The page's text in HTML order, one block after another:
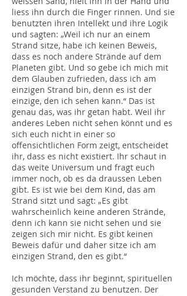
liess ihn durch die Finger rinnen. Und sie
benutzten ihren Intellekt und ihre Logik
und sagten: „Weil ich nur an einem
Strand sitze, habe ich keinen Beweis,
dass es noch andere Strände auf dem
Planeten gibt. Und so gebe ich mich mit
dem Glauben zufrieden, dass ich am
einzigen Strand bin, denn es ist der
einzige, den ich sehen kann.“ Das ist
genau das, was ihr getan habt. Weil ihr
anderes Leben nicht sehen könnt und es
sich euch nicht in einer so
offensichtlichen Form zeigt, entscheidet
ihr, dass es nicht existiert. Ihr schaut in
das weite Universum und fragt euch
immer noch, ob es da draussen Leben
gibt. Es ist wie bei dem Kind, das am
Strand sitzt und sagt: „Es gibt
wahrscheinlich keine anderen Strände,
denn ich kann sie nicht sehen und sie
zeigen sich mir nicht. Es gibt keinen
Beweis dafür und daher sitze ich am
einzigen Strand, den es gibt.“
Ich möchte, dass ihr beginnt, spirituellen
gesunden Verstand zu benutzen. Der